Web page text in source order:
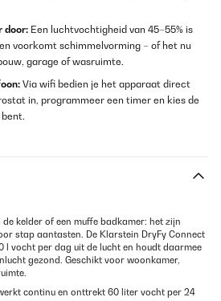
door: Een luchtvochtigheid van 45–55% is
voorkomt schimmelvorming – of het nu
garage of wasruimte.
Via wifi bedien je het apparaat direct
in, programmeer een timer en kies de
kelder of een muffe badkamer: het zijn
stap aantasten. De Klarstein DryFy Connect
l vocht per dag uit de lucht en houdt daarmee
gezond. Geschikt voor woonkamer,
continu en onttrekt 60 liter vocht per 24